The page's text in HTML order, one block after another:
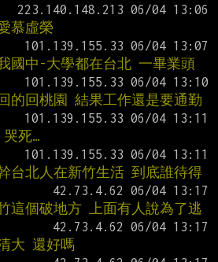
慕虛榮
國中-大學都在台北 一畢業頭
的回桃園 結果工作還是要通勤
死…
台北人在新竹生活 到底誰待得
這個破地方 上面有人說為了逃
大 還好嗎